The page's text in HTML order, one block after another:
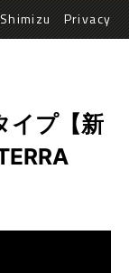
Privacy
イプ【新